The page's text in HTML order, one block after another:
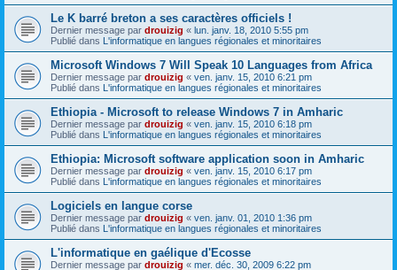
Le K barré breton a ses caractères officiels !
Dernier message par drouizig « lun. janv. 18, 2010 5:55 pm
Publié dans L'informatique en langues régionales et minoritaires
Microsoft Windows 7 Will Speak 10 Languages from Africa
Dernier message par drouizig « ven. janv. 15, 2010 6:21 pm
Publié dans L'informatique en langues régionales et minoritaires
Ethiopia - Microsoft to release Windows 7 in Amharic
Dernier message par drouizig « ven. janv. 15, 2010 6:18 pm
Publié dans L'informatique en langues régionales et minoritaires
Ethiopia: Microsoft software application soon in Amharic
Dernier message par drouizig « ven. janv. 15, 2010 6:17 pm
Publié dans L'informatique en langues régionales et minoritaires
Logiciels en langue corse
Dernier message par drouizig « ven. janv. 01, 2010 1:36 pm
Publié dans L'informatique en langues régionales et minoritaires
L'informatique en gaélique d'Ecosse
Dernier message par drouizig « mer. déc. 30, 2009 6:22 pm